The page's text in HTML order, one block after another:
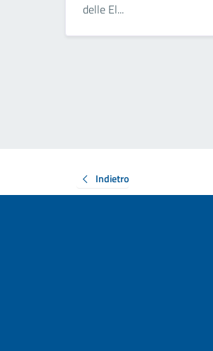
delle El...
Indietro